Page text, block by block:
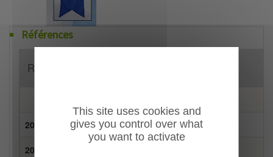
Références
Référence
20021O4435 Oriflammes France
20022O4435
This site uses cookies and
gives you control over what
you want to activate